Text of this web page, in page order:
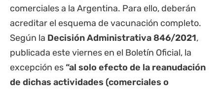
comerciales a la Argentina. Para ello, deberán
acreditar el esquema de vacunación completo.
Según la Decisión Administrativa 846/2021,
publicada este viernes en el Boletín Oficial, la
excepción es“al solo efecto de la reanudación
de dichas actividades (comerciales o